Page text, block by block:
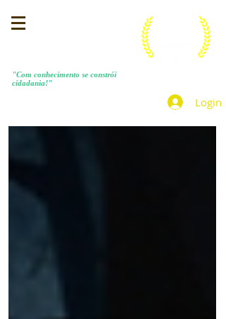
"Com conhecimento se constrói
cidadania!"
Login